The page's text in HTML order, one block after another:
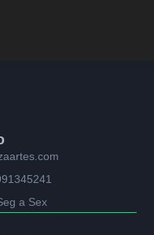
a Sex